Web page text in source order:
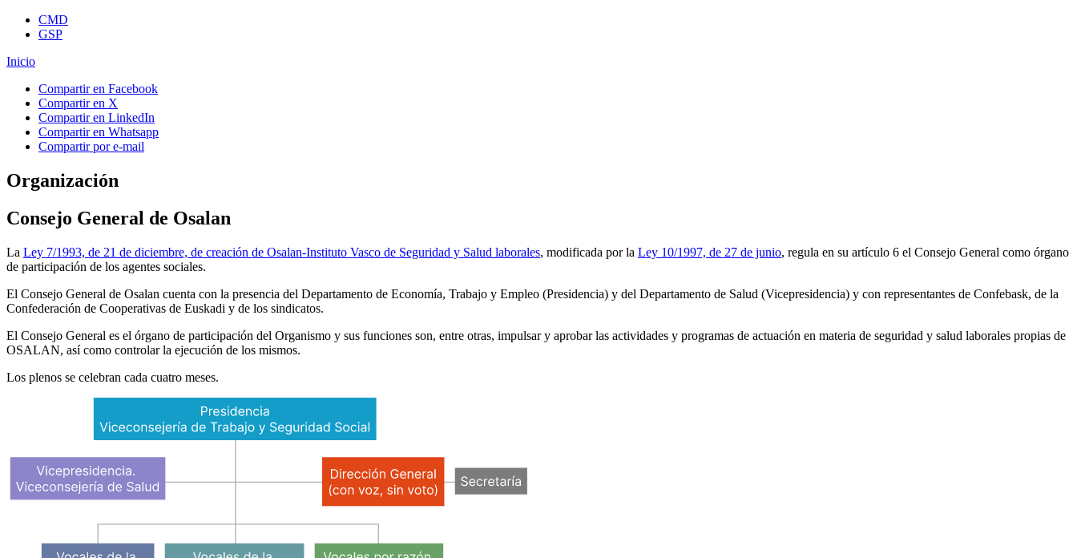
CMD
GSP
Inicio
Compartir en Facebook
Compartir en X
Compartir en LinkedIn
Compartir en Whatsapp
Compartir por e-mail
Organización
Consejo General de Osalan
La Ley 7/1993, de 21 de diciembre, de creación de Osalan-Instituto Vasco de Seguridad y Salud laborales, modificada por la Ley 10/1997, de 27 de junio, regula en su artículo 6 el Consejo General como órgano
de participación de los agentes sociales.
El Consejo General de Osalan cuenta con la presencia del Departamento de Economía, Trabajo y Empleo (Presidencia) y del Departamento de Salud (Vicepresidencia) y con representantes de Confebask, de la
Confederación de Cooperativas de Euskadi y de los sindicatos.
El Consejo General es el órgano de participación del Organismo y sus funciones son, entre otras, impulsar y aprobar las actividades y programas de actuación en materia de seguridad y salud laborales propias de
OSALAN, así como controlar la ejecución de los mismos.
Los plenos se celebran cada cuatro meses.